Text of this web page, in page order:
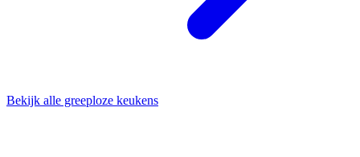
Bekijk alle greeploze keukens